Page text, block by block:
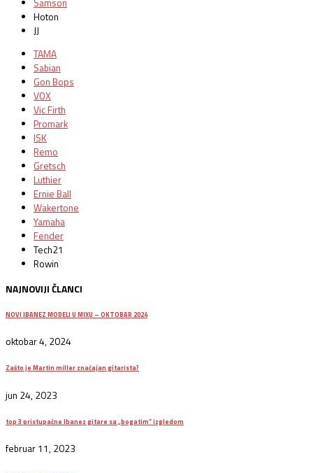
Hoton
JJ
TAMA
Sabian
Gon Bops
VOX
Vic Firth
Promark
ISK
Remo
Gretsch
Luthier
Ernie Ball
Wakertone
Yamaha
Fender
Tech21
Rowin
NAJNOVIJI ČLANCI
NOVI IBANEZ MODELI U MIXU – OKTOBAR 2024
oktobar 4, 2024
Zašto je Martin miller značajan gitarista?
jun 24, 2023
top 3 pristupačne Ibanez gitare sa „bogatim“ izgledom
februar 11, 2023